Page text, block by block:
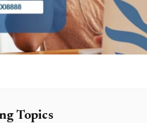
Topics